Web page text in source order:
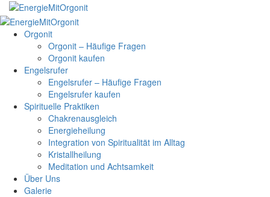
Skip
to
content
Primary
Menu Orgonit
Orgonit – Häufige Fragen
Orgonit kaufen
Engelsrufer
Engelsrufer – Häufige Fragen
Engelsrufer kaufen
Spirituelle Praktiken
Chakrenausgleich
Energieheilung
Integration von Spiritualität im Alltag
Kristallheilung
Meditation und Achtsamkeit
Über Uns
Galerie